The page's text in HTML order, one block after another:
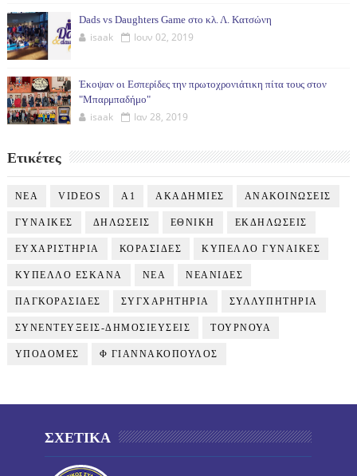
Dads vs Daughters Game στο κλ. Λ. Κατσώνη
isaak Ιουν 02, 2019
Έκοψαν οι Εσπερίδες την πρωτοχρονιάτικη πίτα τους στον
"Μπαρμπαδήμο"
isaak Ιαν 28, 2019
Ετικέτες
NEA VIDEOS Α1 ΑΚΑΔΗΜΙΕΣ ΑΝΑΚΟΙΝΩΣΕΙΣ
ΓΥΝΑΙΚΕΣ ΔΗΛΩΣΕΙΣ ΕΘΝΙΚΗ ΕΚΔΗΛΩΣΕΙΣ
ΕΥΧΑΡΙΣΤΗΡΙΑ ΚΟΡΑΣΙΔΕΣ ΚΥΠΕΛΛΟ ΓΥΝΑΙΚΕΣ
ΚΥΠΕΛΛΟ ΕΣΚΑΝΑ ΝΕΑ ΝΕΑΝΙΔΕΣ
ΠΑΓΚΟΡΑΣΙΔΕΣ ΣΥΓΧΑΡΗΤΗΡΙΑ ΣΥΛΛΥΠΗΤΗΡΙΑ
ΣΥΝΕΝΤΕΥΞΕΙΣ-ΔΗΜΟΣΙΕΥΣΕΙΣ ΤΟΥΡΝΟΥΑ
ΥΠΟΔΟΜΕΣ Φ ΓΙΑΝΝΑΚΟΠΟΥΛΟΣ
ΣΧΕΤΙΚΑ